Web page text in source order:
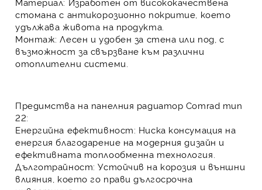
стомана с антикорозионно покритие, което
удължава живота на продукта.
Монтаж: Лесен и удобен за стена или под, с
възможност за свързване към различни
отоплителни системи.
Предимства на панелния радиатор Comrad тип
22:
Енергийна ефективност: Ниска консумация на
енергия благодарение на модерния дизайн и
ефективната топлообменна технология.
Дълготрайност: Устойчив на корозия и външни
влияния, което го прави дългосрочна